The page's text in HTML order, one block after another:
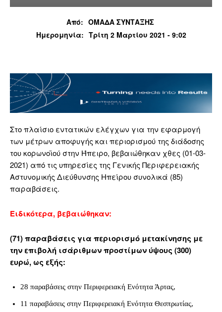
Από: ΟΜΑΔΑ ΣΥΝΤΑΞΗΣ
Ημερομηνία: Τρίτη 2 Μαρτίου 2021 - 9:02
Στο πλαίσιο εντατικών ελέγχων για την εφαρμογή
των μέτρων αποφυγής και περιορισμού της διάδοσης
του κορωνοϊού στην Ήπειρο, βεβαιώθηκαν χθες (01-03-
2021) από τις υπηρεσίες της Γενικής Περιφερειακής
Αστυνομικής Διεύθυνσης Ηπείρου συνολικά (85)
παραβάσεις.
Ειδικότερα, βεβαιώθηκαν:
(71) παραβάσεις για περιορισμό μετακίνησης με
την επιβολή ισάριθμων προστίμων ύψους (300)
ευρώ, ως εξής:
28 παραβάσεις στην Περιφερειακή Ενότητα Άρτας,
11 παραβάσεις στην Περιφερειακή Ενότητα Θεσπρωτίας,